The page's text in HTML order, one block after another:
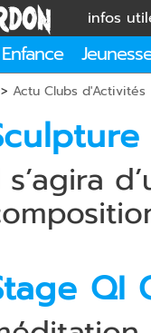
infos
Enfance
> Actu Clubs d'Activités
s’agira
QI